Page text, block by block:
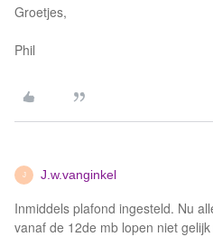
Groetjes,
Phil
J J.w.vanginkel
Inmiddels plafond ingesteld. Nu
vanaf de 12de mb lopen niet